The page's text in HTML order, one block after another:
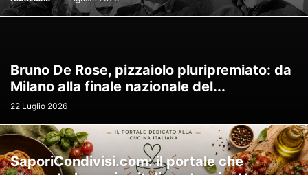
Bruno De Rose, pizzaiolo pluripremiato: da
Milano alla finale nazionale del...
22 Luglio 2026
SaporiCondivisi.com: il portale che